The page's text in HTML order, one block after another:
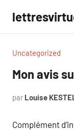
contenu
Uncategorized
Mon avis
par Louise
Complément